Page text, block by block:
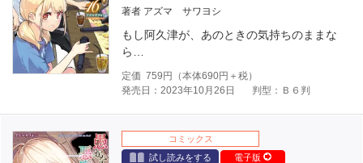
著者 アズマ サワヨシ
もし阿久津が、あのときの気持ちのままな
ら…
定価 759 円（本体690円＋税）
発売日：2023年10月26日
判型：Ｂ６判
コミックス
試し読みをする
電子版